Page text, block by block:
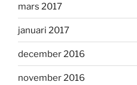
mars 2017
januari 2017
december 2016
november 2016